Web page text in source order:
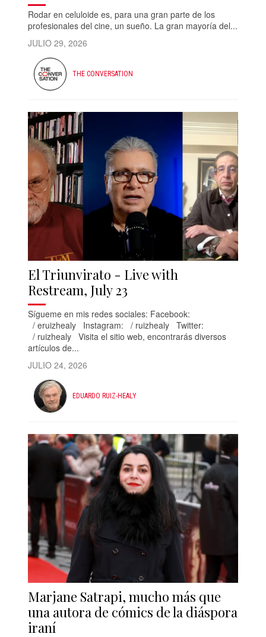
Rodar en celuloide es, para una gran parte de los
profesionales del cine, un sueño. La gran mayoría del...
JULIO 29, 2026
THE CONVERSATION
El Triunvirato - Live with
Restream, July 23
Sígueme en mis redes sociales: Facebook:
/ eruizhealy Instagram: / ruizhealy Twitter:
/ ruizhealy Visita el sitio web, encontrarás diversos
artículos de...
JULIO 24, 2026
EDUARDO RUIZ-HEALY
Marjane Satrapi, mucho más que
una autora de cómics de la diáspora
iraní